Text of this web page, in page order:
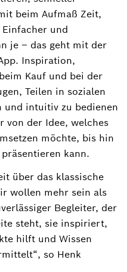
beim Aufmaß Zeit,
und
je ‒ das geht mit der
Inspiration,
Kauf und bei der
Teilen in sozialen
und intuitiv zu bedienen
von der Idee, welches
möchte, bis hin
kann.
über das klassische
wollen mehr sein als
Begleiter, der
steht, sie inspiriert,
hilft und Wissen
so Henk